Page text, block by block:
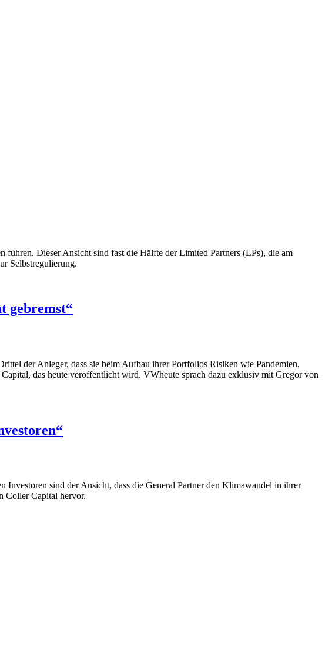
Dieser Ansicht sind fast die Hälfte der Limited Partners (LPs), die am
Selbstregulierung.
gebremst“
der Anleger, dass sie beim Aufbau ihrer Portfolios Risiken wie Pandemien,
das heute veröffentlicht wird. VWheute sprach dazu exklusiv mit Gregor von
sind der Ansicht, dass die General Partner den Klimawandel in ihrer
Coller Capital hervor.